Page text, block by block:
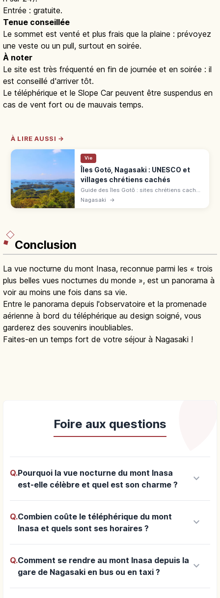
Entrée : gratuite.
Tenue conseillée
Le sommet est venté et plus frais que la plaine : prévoyez
une veste ou un pull, surtout en soirée.
À noter
Le site est très fréquenté en fin de journée et en soirée : il
est conseillé d'arriver tôt.
Le téléphérique et le Slope Car peuvent être suspendus en
cas de vent fort ou de mauvais temps.
À LIRE AUSSI →
Vie
Îles Gotō, Nagasaki : UNESCO et
villages chrétiens cachés
Guide des îles Gotō : sites chrétiens cachés
UNESCO comme Kashiragashima, église
Dōzaki, udon local et accès en jetfoil depuis
Nagasaki →
Conclusion
La vue nocturne du mont Inasa, reconnue parmi les « trois
plus belles vues nocturnes du monde », est un panorama à
voir au moins une fois dans sa vie.
Entre le panorama depuis l'observatoire et la promenade
aérienne à bord du téléphérique au design soigné, vous
garderez des souvenirs inoubliables.
Faites-en un temps fort de votre séjour à Nagasaki !
Foire aux questions
Q.Pourquoi la vue nocturne du mont Inasa
est-elle célèbre et quel est son charme ?
keyboard_arrow_down
Q.Combien coûte le téléphérique du mont
Inasa et quels sont ses horaires ?
keyboard_arrow_down
Q.Comment se rendre au mont Inasa depuis la
gare de Nagasaki en bus ou en taxi ?
keyboard_arrow_down